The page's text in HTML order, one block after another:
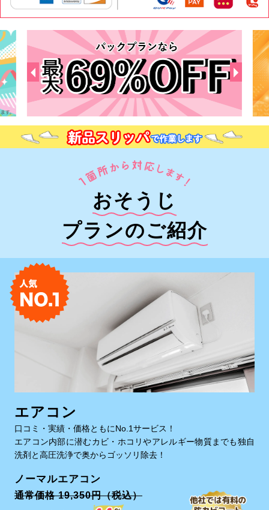
おそうじ
プランのご紹介
エアコン
口コミ・実績・価格ともにNo.1サービス！
エアコン内部に潜むカビ・ホコリやアレルギー物質までも独自
洗剤と高圧洗浄で奥からゴッソリ除去！
ノーマルエアコン
通常価格 19,350円（税込）